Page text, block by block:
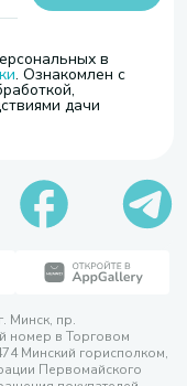
в
. Ознакомлен с
дачи
Минск, пр.
номер в Торговом
Минский горисполком,
Первомайского